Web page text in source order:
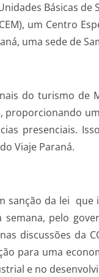
Básicas de
um Centro
uma sede de
do turismo de
proporcionando
presenciais.
Viaje Paraná.
sanção da lei
pelo
discussões da
para uma
e no